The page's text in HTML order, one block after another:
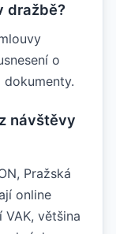
dražbě?
o
návštěvy
Pražská
online
většina